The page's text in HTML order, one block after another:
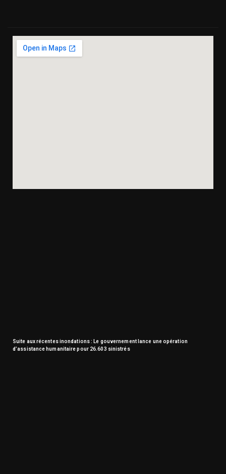
Suite aux récentes inondations : Le gouvernement lance une opération
d’assistance humanitaire pour 26.603 sinistrés